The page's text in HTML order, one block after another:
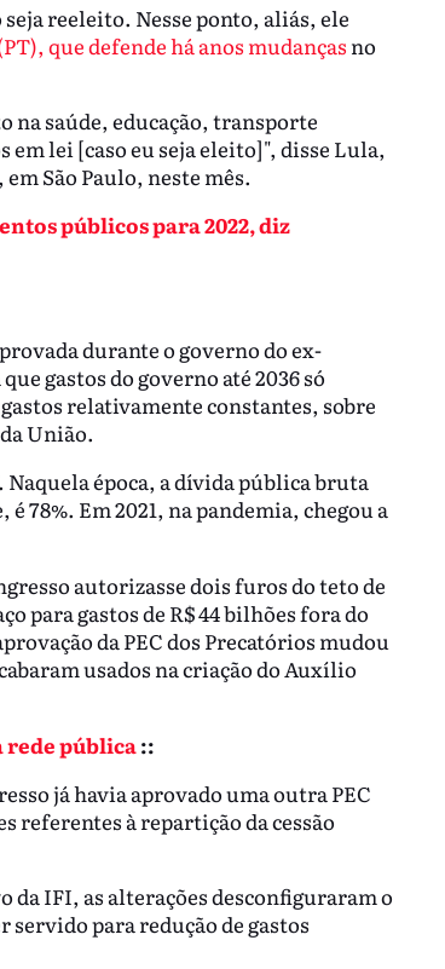
reeleito. Nesse ponto, aliás, ele
que defende há anos mudançasno
na saúde, educação, transporte
em lei [caso eu seja eleito]", disse Lula,
São Paulo, neste mês.
públicos para 2022, diz
durante o governo do ex-
gastos do governo até 2036 só
relativamente constantes, sobre
União.
Naquela época, a dívida pública bruta
78%. Em 2021, na pandemia, chegou a
autorizasse dois furos do teto de
para gastos de R$ 44 bilhões fora do
da PEC dos Precatórios mudou
usados na criação do Auxílio
rede pública::
já havia aprovado uma outra PEC
referentes à repartição da cessão
IFI, as alterações desconfiguraram o
para redução de gastos